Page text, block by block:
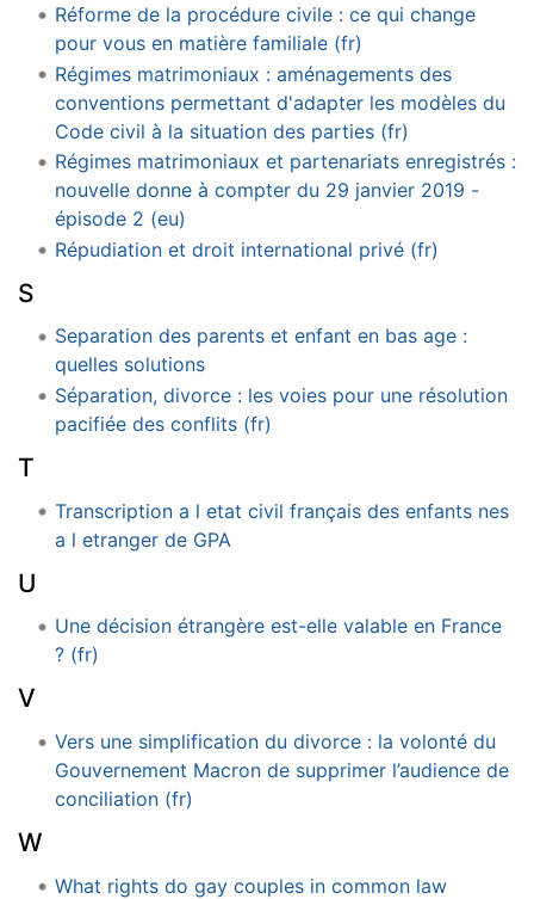
Réforme de la procédure civile : ce qui change
pour vous en matière familiale (fr)
Régimes matrimoniaux : aménagements des
conventions permettant d'adapter les modèles du
Code civil à la situation des parties (fr)
Régimes matrimoniaux et partenariats enregistrés :
nouvelle donne à compter du 29 janvier 2019 -
épisode 2 (eu)
Répudiation et droit international privé (fr)
S
Separation des parents et enfant en bas age :
quelles solutions
Séparation, divorce : les voies pour une résolution
pacifiée des conflits (fr)
T
Transcription a l etat civil français des enfants nes
a l etranger de GPA
U
Une décision étrangère est-elle valable en France
? (fr)
V
Vers une simplification du divorce : la volonté du
Gouvernement Macron de supprimer l’audience de
conciliation (fr)
W
What rights do gay couples in common law